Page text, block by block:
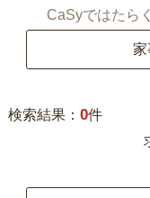
CaSyではたら
家
検索結果： 0件